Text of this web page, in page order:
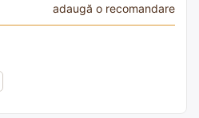
adaugă o recomandare